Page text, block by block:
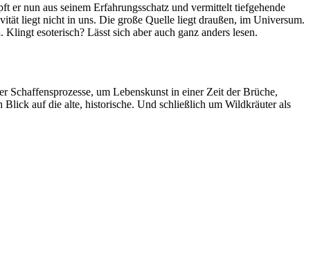
nun aus seinem Erfahrungsschatz und vermittelt tiefgehende
liegt nicht in uns. Die große Quelle liegt draußen, im Universum.
esoterisch? Lässt sich aber auch ganz anders lesen.
Schaffensprozesse, um Lebenskunst in einer Zeit der Brüche,
auf die alte, historische. Und schließlich um Wildkräuter als